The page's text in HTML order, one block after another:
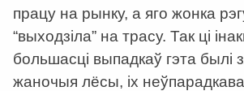
працу на рынку, а яго жонка
“выходзіла” на трасу. Так ці
большасці выпадкаў гэта былі
жаночыя лёсы, іх